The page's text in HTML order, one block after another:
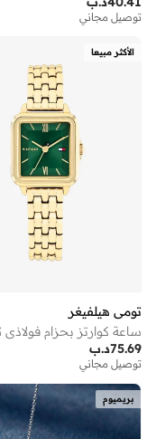
توصيل مجاني
الأكثر مبيعا
تومي هيلفيغر
د.ب75.69
توصيل مجاني
بريميوم